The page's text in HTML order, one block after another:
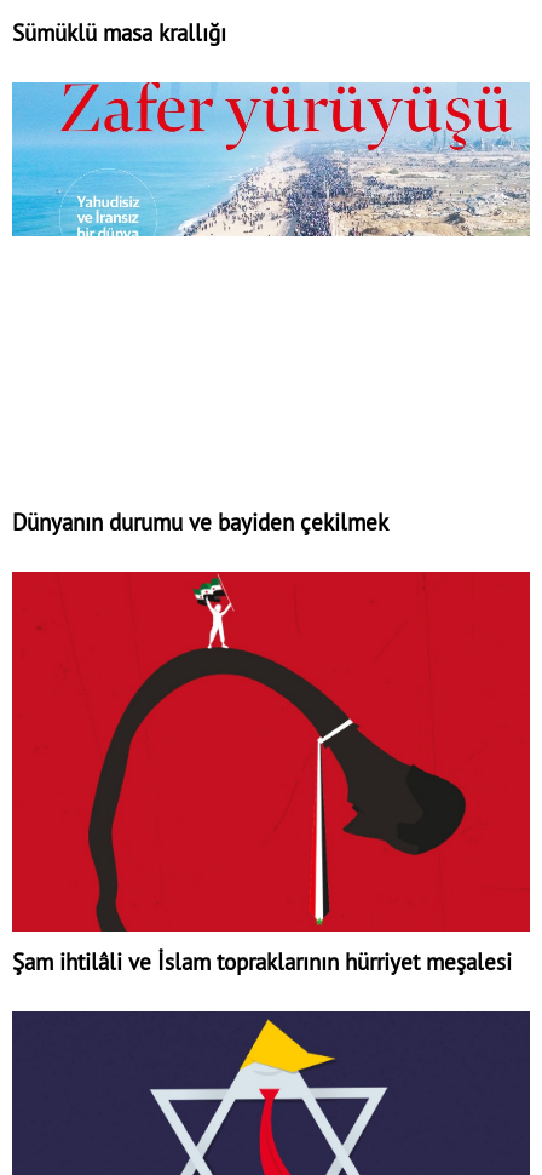
Sümüklü masa krallığı
Dünyanın durumu ve bayiden çekilmek
Şam ihtilâli ve İslam topraklarının hürriyet meşalesi